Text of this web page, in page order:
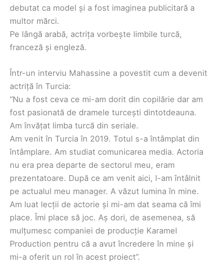
debutat ca model și a fost imaginea publicitară a
multor mărci.
Pe lângă arabă, actrița vorbește limbile turcă,
franceză și engleză.
Într-un interviu Mahassine a povestit cum a devenit
actriță în Turcia:
“Nu a fost ceva ce mi-am dorit din copilărie dar am
fost pasionată de dramele turcești dintotdeauna.
Am învățat limba turcă din seriale.
Am venit în Turcia în 2019. Totul s-a întâmplat din
întâmplare. Am studiat comunicarea media. Actoria
nu era prea departe de sectorul meu, eram
prezentatoare. După ce am venit aici, l-am întâlnit
pe actualul meu manager. A văzut lumina în mine.
Am luat lecții de actorie și mi-am dat seama că îmi
place. Îmi place să joc. Aș dori, de asemenea, să
mulțumesc companiei de producție Karamel
Production pentru că a avut încredere în mine și
mi-a oferit un rol în acest proiect”.